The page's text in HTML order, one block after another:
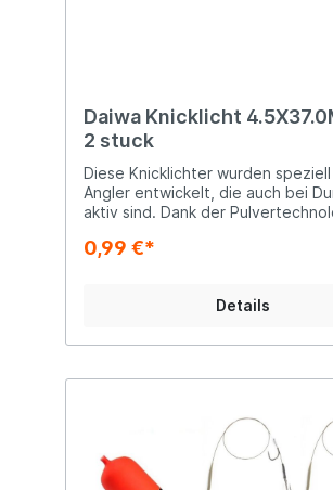
Daiwa Knicklicht
2 stuck
Diese Knicklichter wurden
Angler entwickelt, die auch bei
aktiv sind. Dank der
bieten sie eine besonders starke
Rutenspitzen oder Montagen bei
Zuverlässigkeit machen diese
0,99 €*
Details